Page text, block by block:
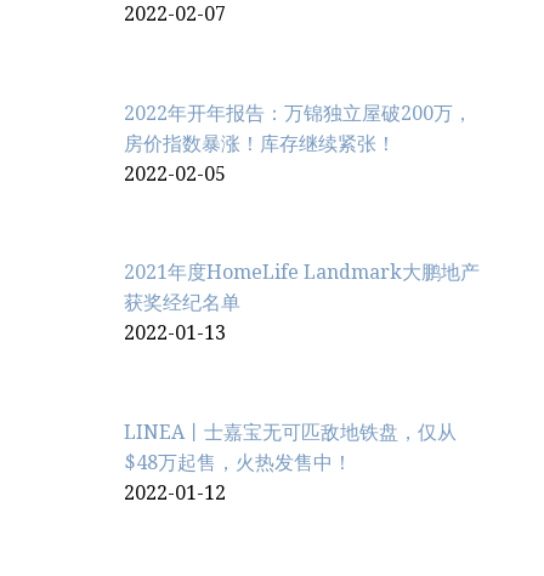
2022-02-07
2022年开年报告：万锦独立屋破200万，
房价指数暴涨！库存继续紧张！
2022-02-05
2021年度HomeLife Landmark大鹏地产
获奖经纪名单
2022-01-13
LINEA丨士嘉宝无可匹敌地铁盘，仅从
$48万起售，火热发售中！
2022-01-12